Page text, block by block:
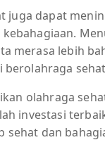
juga dapat
merasa lebih
olahraga
investasi
sehat dan